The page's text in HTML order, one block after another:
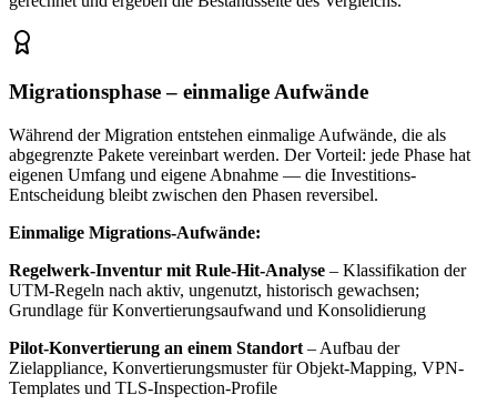
Migrationsphase – einmalige Aufwände
Während der Migration entstehen einmalige Aufwände, die als
abgegrenzte Pakete vereinbart werden. Der Vorteil: jede Phase hat
eigenen Umfang und eigene Abnahme — die Investitions-
Entscheidung bleibt zwischen den Phasen reversibel.
Einmalige Migrations-Aufwände:
Regelwerk-Inventur mit Rule-Hit-Analyse – Klassifikation der
UTM-Regeln nach aktiv, ungenutzt, historisch gewachsen;
Grundlage für Konvertierungsaufwand und Konsolidierung
Pilot-Konvertierung an einem Standort – Aufbau der
Zielappliance, Konvertierungsmuster für Objekt-Mapping, VPN-
Templates und TLS-Inspection-Profile